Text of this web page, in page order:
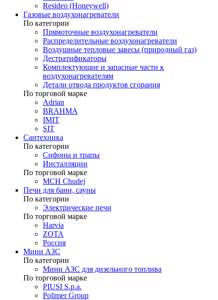
Resideo (Honeywell)
Газовые воздухонагреватели
По категории
Прямоточные воздухонагреватели
Распределительные воздухонагреватели
Воздушные тепловые завесы (природный газ)
Дестратификаторы
Комплектующие и запасные части к
воздухонагревателям
Детали отвода продуктов сгорания
По торговой марке
Adrian
BRAHMA
IMIT
SIT
Сантехника
По категории
Сифоны и трапы
Инсталляции
По торговой марке
MCH Chudej
Печи для бани, сауны
По категории
Электрические печи
По торговой марке
Harvia
ZOTA
Россия
Мини АЗС
По категории
Мини АЗС для дизельного топлива
По торговой марке
PIUSI S.p.a.
Polimer Group